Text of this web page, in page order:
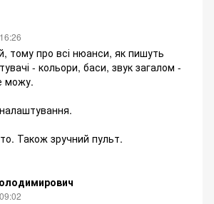
тому про всі нюанси, як пишуть
- кольори, баси, звук загалом -
можу.
Також зручний пульт.